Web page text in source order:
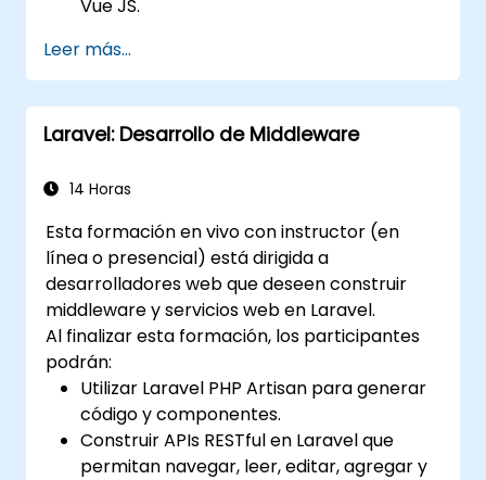
Vue JS.
de Laravel.
Leer más...
Laravel: Desarrollo de Middleware
14 Horas
Esta formación en vivo con instructor (en
línea o presencial) está dirigida a
desarrolladores web que deseen construir
middleware y servicios web en Laravel.
Al finalizar esta formación, los participantes
podrán:
Utilizar Laravel PHP Artisan para generar
código y componentes.
Construir APIs RESTful en Laravel que
permitan navegar, leer, editar, agregar y